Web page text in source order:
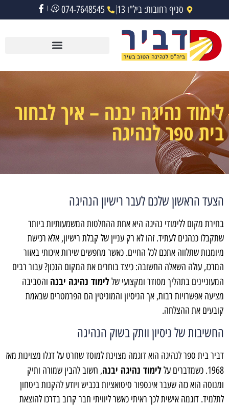
סניף רחובות: ביל"ו 13 074-7648545
לימוד נהיגה יבנה – איך לבחור
בית ספר לנהיגה
הצעד הראשון שלכם לעבר רישיון הנהיגה
בחירת מקום ללימודי נהיגה היא אחת ההחלטות המשמעותיות ביותר
שתקבלו כנהגים לעתיד. זהו לא רק עניין של קבלת רישיון, אלא רכישת
מיומנות שתלווה אתכם לכל החיים. כאשר מחפשים שירות איכותי באזור
המרכז, עולה השאלה החשובה: כיצד בוחרים את המקום הנכון? עבור רבים
המעוניינים בתהליך מסודר ומקצועי שללימוד נהיגה יבנה והסביבה
מציעה אפשרויות רבות, אך הניסיון והמוניטין הם הפרמטרים שבאמת
קובעים את ההצלחה.
החשיבות של ניסיון וותק בשוק הנהיגה
דביר בית ספר לנהיגה הוא דוגמה מצוינת למוסד שחרט על דגלו מצוינות מאז
1968. כשמדברים על
לימוד נהיגה יבנה, חשוב להבין שמורה ותיק
ומנוסה הוא כזה שעבר אינספור סיטואציות בכביש ויודע להקנות ביטחון
לתלמיד. דוגמה אישית לכך ראיתי כאשר ליוויתי חבר קרוב בדרכו להוצאת